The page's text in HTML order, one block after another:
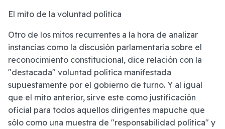
El mito de la voluntad política
Otro de los mitos recurrentes a la hora de analizar
instancias como la discusión parlamentaria sobre el
reconocimiento constitucional, dice relación con la
"destacada" voluntad política manifestada
supuestamente por el gobierno de turno. Y al igual
que el mito anterior, sirve este como justificación
oficial para todos aquellos dirigentes mapuche que
sólo como una muestra de "responsabilidad política" y